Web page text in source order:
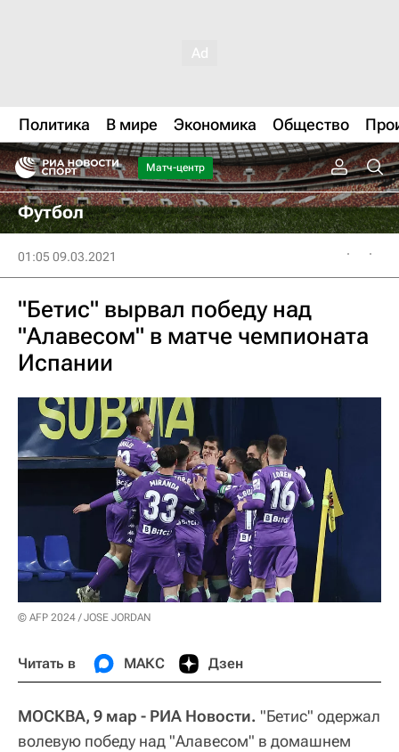
Политика В мире Экономика Общество
Матч-центр
Футбол
01:05 09.03.2021
"Бетис" вырвал победу над
"Алавесом" в матче чемпионата
Испании
© AFP 2024 / JOSE JORDAN
Читать в МАКС Дзен
МОСКВА, 9 мар - РИА Новости. "Бетис" одержал
волевую победу над "Алавесом" в домашнем